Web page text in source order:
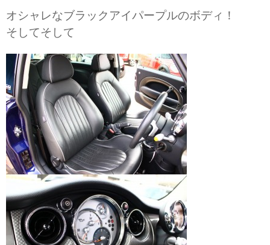
オシャレなブラックアイパープルのボディ！
そしてそして